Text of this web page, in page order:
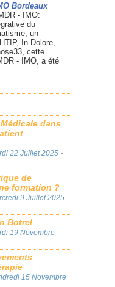
Bordeaux
- IMO:
du
un
In-Dolore,
cette
- IMO, a été
dans
22 Juillet 2025 -
de
formation ?
9 Juillet 2025
Botrel
19 Novembre
15 Novembre